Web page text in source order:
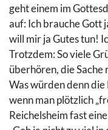
geht einem im
auf: Ich brauche Gott
will mir ja Gutes tun!
Trotzdem: So viele
überhören, die Sache
Was würden denn
wenn man plötzlich
Reichelsheim fast